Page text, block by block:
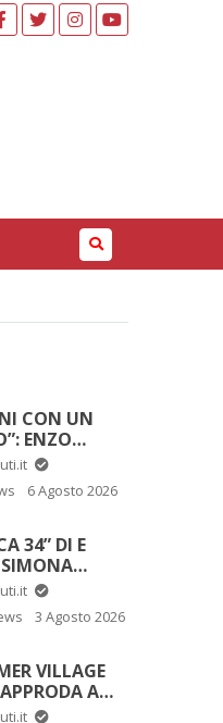
CON UN
ENZO
6 Agosto 2026
34” DI E
MIE
IL SUO
LA MAMMA
3 Agosto 2026
VILLAGE
A